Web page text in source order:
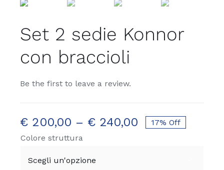
Set 2 sedie Konnor
con braccioli
Be the first to leave a review.
€200,00 – €240,00
17% Off
Colore struttura